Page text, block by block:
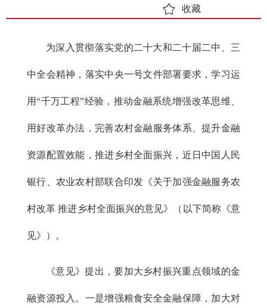
收藏
为深入贯彻落实党的二十大和二十届二中、三
中全会精神，落实中央一号文件部署要求，学习运
用“千万工程”经验，推动金融系统增强改革思维、
用好改革办法，完善农村金融服务体系、提升金融
资源配置效能，推进乡村全面振兴，近日中国人民
银行、农业农村部联合印发《关于加强金融服务农
村改革 推进乡村全面振兴的意见》（以下简称《意
见》）。
《意见》提出，要加大乡村振兴重点领域的金
融资源投入。一是增强粮食安全金融保障，加大对